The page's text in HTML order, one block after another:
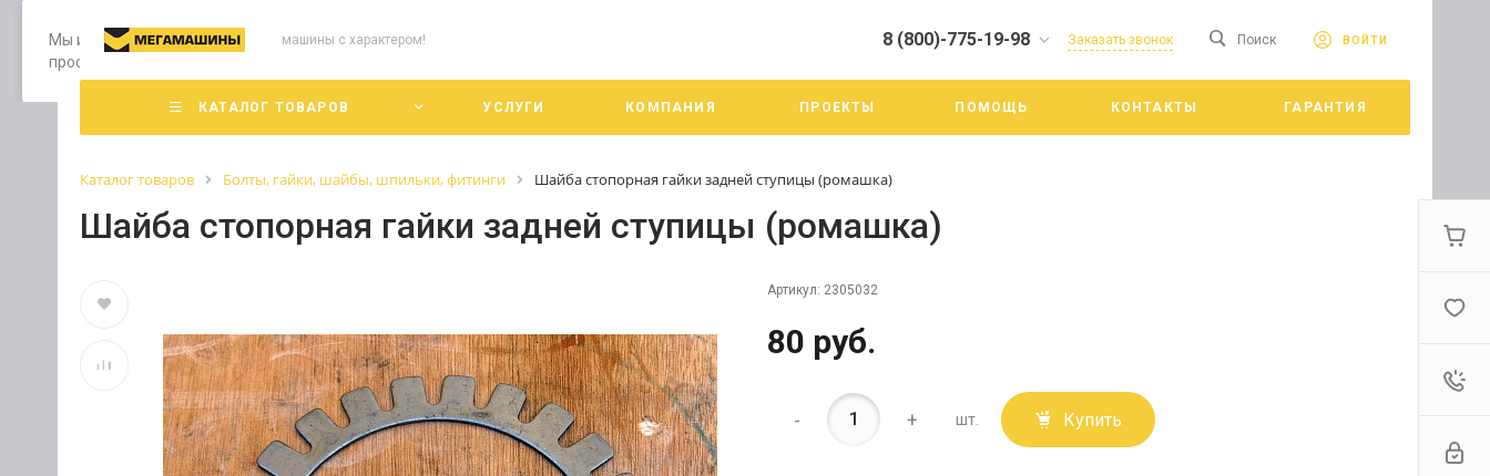
Мы используем файлы cookie, разработанные нашими специалистами и третьими лицами, для анализа событий на нашем веб-сайте. Продолжая
просмотр страниц нашего сайта, вы принимаете условия его использования. Более подробные сведения смотрите в Политике конфиденциальности
Принять
машины с характером! 8 (800)-775-19-98
г. Челябинск ул. Троицкий
тракт 20А/3
Cб-Вс: Выходной
Заказать звонок Поиск ВОЙТИ
КАТАЛОГ ТОВАРОВ УСЛУГИ КОМПАНИЯ ПРОЕКТЫ ПОМОЩЬ КОНТАКТЫ ГАРАНТИЯ
Каталог товаров Болты, гайки, шайбы, шпильки, фитинги Шайба стопорная гайки задней ступицы (ромашка)
Шайба стопорная гайки задней ступицы (ромашка)
Артикул: 2305032
80 руб.
- + шт. Купить